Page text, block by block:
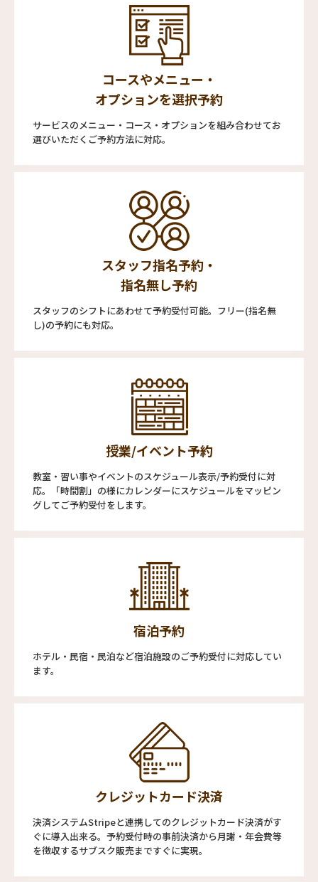
コースやメニュー・
オプションを選択予約
サービスのメニュー・コース・オプションを組み合わせてお
選びいただくご予約方法に対応。
スタッフ指名予約・
指名無し予約
スタッフのシフトにあわせて予約受付可能。フリー(指名無
し)の予約にも対応。
授業/イベント予約
教室・習い事やイベントのスケジュール表示/予約受付に対
応。「時間割」の様にカレンダーにスケジュールをマッピン
グしてご予約受付をします。
宿泊予約
ホテル・民宿・民泊など宿泊施設のご予約受付に対応してい
ます。
クレジットカード決済
決済システムStripeと連携してのクレジットカード決済がす
ぐに導入出来る。予約受付時の事前決済から月謝・年会費等
を徴収するサブスク販売まですぐに実現。